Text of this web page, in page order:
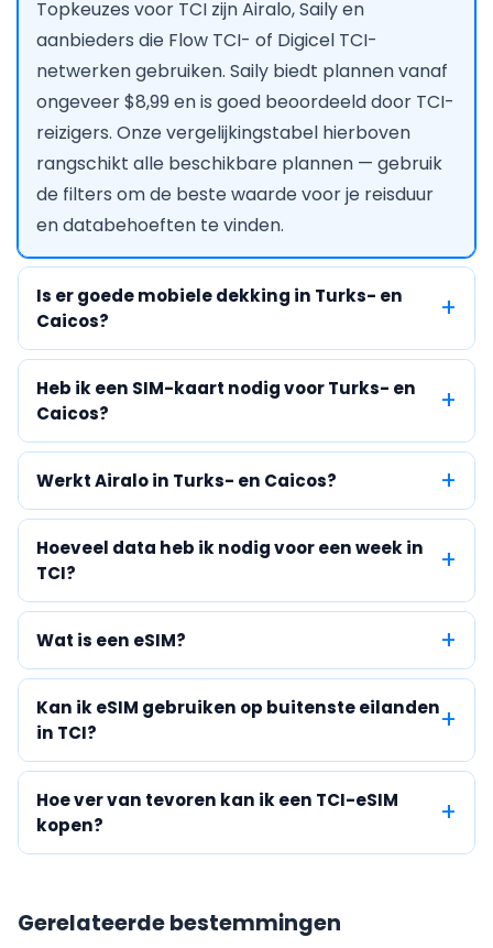
Topkeuzes voor TCI zijn Airalo, Saily en
aanbieders die Flow TCI- of Digicel TCI-
netwerken gebruiken. Saily biedt plannen vanaf
ongeveer $8,99 en is goed beoordeeld door TCI-
reizigers. Onze vergelijkingstabel hierboven
rangschikt alle beschikbare plannen — gebruik
de filters om de beste waarde voor je reisduur
en databehoeften te vinden.
Is er goede mobiele dekking in Turks- en
Caicos?
Heb ik een SIM-kaart nodig voor Turks- en
Caicos?
Werkt Airalo in Turks- en Caicos?
Hoeveel data heb ik nodig voor een week in
TCI?
Wat is een eSIM?
Kan ik eSIM gebruiken op buitenste eilanden
in TCI?
Hoe ver van tevoren kan ik een TCI-eSIM
kopen?
Gerelateerde bestemmingen